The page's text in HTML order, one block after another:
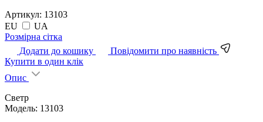
Артикул: 13103
EU
UA
Pозмірна сітка
Додати до кошику
Повідомити про наявність
Купити в один клік
Опис
Светр
Модель: 13103